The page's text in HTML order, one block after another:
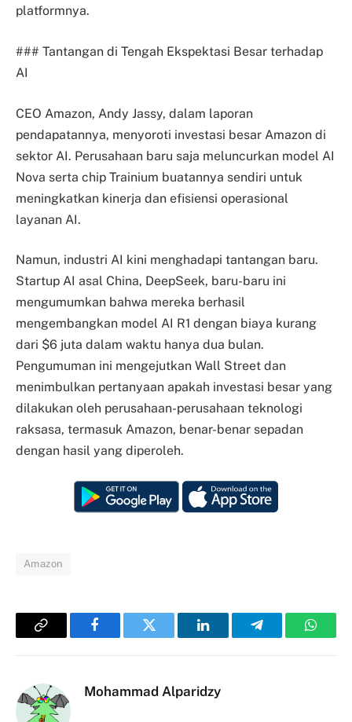
platformnya.
### Tantangan di Tengah Ekspektasi Besar terhadap
AI
CEO Amazon, Andy Jassy, dalam laporan
pendapatannya, menyoroti investasi besar Amazon di
sektor AI. Perusahaan baru saja meluncurkan model AI
Nova serta chip Trainium buatannya sendiri untuk
meningkatkan kinerja dan efisiensi operasional
layanan AI.
Namun, industri AI kini menghadapi tantangan baru.
Startup AI asal China, DeepSeek, baru-baru ini
mengumumkan bahwa mereka berhasil
mengembangkan model AI R1 dengan biaya kurang
dari $6 juta dalam waktu hanya dua bulan.
Pengumuman ini mengejutkan Wall Street dan
menimbulkan pertanyaan apakah investasi besar yang
dilakukan oleh perusahaan-perusahaan teknologi
raksasa, termasuk Amazon, benar-benar sepadan
dengan hasil yang diperoleh.
Amazon
Copy
FacebookTwitter LinkedInTelegram
Mohammad Alparidzy